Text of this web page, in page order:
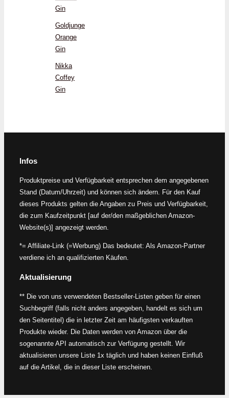
Gin
Goldjunge
Orange
Gin
Nikka
Coffey
Gin
Infos
Produktpreise und Verfügbarkeit entsprechen dem angegebenen
Stand (Datum/Uhrzeit) und können sich ändern. Für den Kauf
dieses Produkts gelten die Angaben zu Preis und Verfügbarkeit,
die zum Kaufzeitpunkt [auf der/den maßgeblichen Amazon-
Website(s)] angezeigt werden.
*= Affiliate-Link (=Werbung) Das bedeutet: Als Amazon-Partner
verdiene ich an qualifizierten Käufen.
Aktualisierung
** Die von uns verwendeten Bestseller-Listen geben für einen
Suchbegriff (falls nicht anders angegeben, handelt es sich um
den Seitentitel) die in letzter Zeit am häufigsten verkauften
Produkte wieder. Die Daten werden von Amazon über die
sogenannte API automatisch zur Verfügung gestellt. Wir
aktualisieren unsere Liste 1x täglich und haben keinen Einfluß
auf die Artikel, die in dieser Liste erscheinen.